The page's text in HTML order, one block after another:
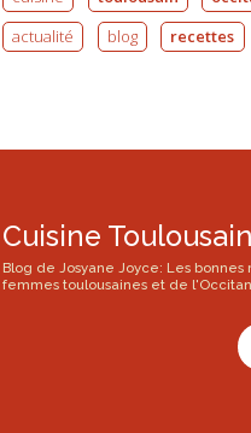
actualité
blog recettes
Cuisine
Blog de Josyane Joyce: Les
femmes toulousaines et de